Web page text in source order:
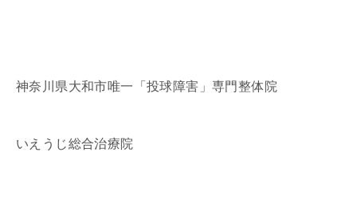
神奈川県大和市唯一「投球障害」専門整体院
いえうじ総合治療院